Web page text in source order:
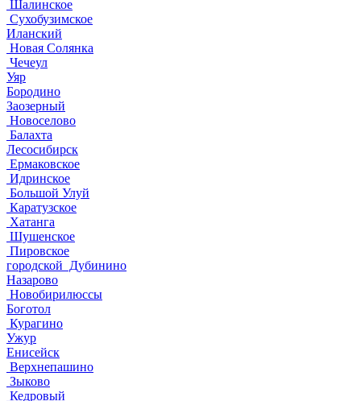
Шалинское
Сухобузимское
Иланский
Новая Солянка
Чечеул
Уяр
Бородино
Заозерный
Новоселово
Балахта
Лесосибирск
Ермаковское
Идринское
Большой Улуй
Каратузское
Хатанга
Шушенское
Пировское
городской Дубинино
Назарово
Новобирилюссы
Боготол
Курагино
Ужур
Енисейск
Верхнепашино
Зыково
Кедровый